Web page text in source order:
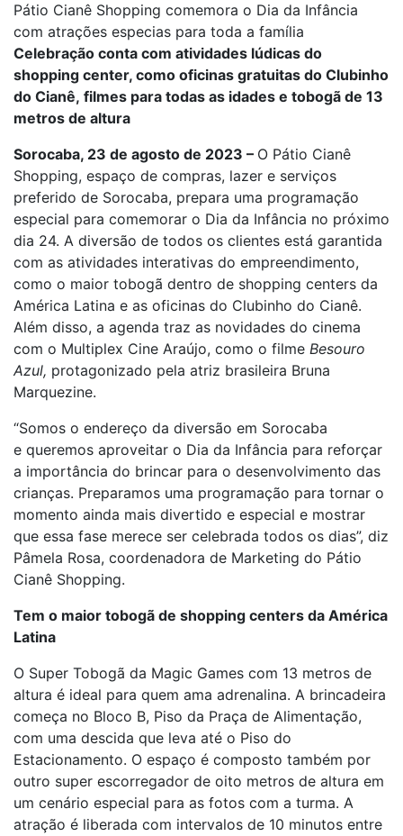
Pátio Cianê Shopping comemora o Dia da Infância
com atrações especias para toda a família
Celebração conta com atividades lúdicas do
shopping center, como oficinas gratuitas do Clubinho
do Cianê, filmes para todas as idades e tobogã de 13
metros de altura
Sorocaba, 23 de agosto de 2023 – O Pátio Cianê
Shopping, espaço de compras, lazer e serviços
preferido de Sorocaba, prepara uma programação
especial para comemorar o Dia da Infância no próximo
dia 24. A diversão de todos os clientes está garantida
com as atividades interativas do empreendimento,
como o maior tobogã dentro de shopping centers da
América Latina e as oficinas do Clubinho do Cianê.
Além disso, a agenda traz as novidades do cinema
com o Multiplex Cine Araújo, como o filme Besouro
Azul, protagonizado pela atriz brasileira Bruna
Marquezine.
“Somos o endereço da diversão em Sorocaba
e queremos aproveitar o Dia da Infância para reforçar
a importância do brincar para o desenvolvimento das
crianças. Preparamos uma programação para tornar o
momento ainda mais divertido e especial e mostrar
que essa fase merece ser celebrada todos os dias”, diz
Pâmela Rosa, coordenadora de Marketing do Pátio
Cianê Shopping.
Tem o maior tobogã de shopping centers da América
Latina
O Super Tobogã da Magic Games com 13 metros de
altura é ideal para quem ama adrenalina. A brincadeira
começa no Bloco B, Piso da Praça de Alimentação,
com uma descida que leva até o Piso do
Estacionamento. O espaço é composto também por
outro super escorregador de oito metros de altura em
um cenário especial para as fotos com a turma. A
atração é liberada com intervalos de 10 minutos entre